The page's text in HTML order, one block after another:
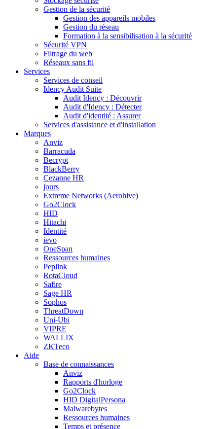
Gestion de la sécurité
Gestion des appareils mobiles
Gestion du réseau
Formation à la sensibilisation à la sécurité
Sécurité VPN
Filtrage du web
Réseaux sans fil
Services
Services de conseil
Idency Audit Suite
Audit Idency : Découvrir
Audit d'Idency : Détecter
Audit d'identité : Assurer
Services d'assistance et d'installation
Marques
Anviz
Barracuda
Becrypt
BlackBerry
Cezanne HR
jours
Extreme Networks (Aerohive)
Go2Clock
HID
Hitachi
Identité
ievo
OneSpan
Ressources humaines
Peplink
RotaCloud
Safire
Sage HR
Sophos
ThreatDown
Uni-Ubi
VIPRE
WALLIX
ZKTeco
Aide
Base de connaissances
Anviz
Rapports d'horloge
Go2Clock
HID DigitalPersona
Malwarebytes
Ressources humaines
Temps et présence